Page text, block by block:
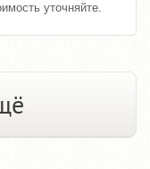
уточняйте.